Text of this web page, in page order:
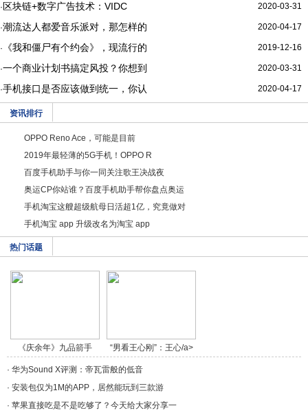
2020-03-31
· 区块链+数字广告技术：VIDC
2020-04-17
·潮流达人都爱音乐派对，那怎样的
2019-12-16
· 《我和僵尸有个约会》，现流行的
2020-03-31
·一个商业计划书搞定风投？你想到
2020-04-17
·手机接口是否应该做到统一，你认
资讯排行
OPPO Reno Ace，可能是目前
2019年最轻薄的5G手机！OPPO R
百度手机助手与你一同关注歌王决战夜
奥运CP你站谁？百度手机助手帮你盘点奥运
手机淘宝这艘超级航母日活超1亿，究竟做对
手机淘宝 app 升级改名为淘宝 app
热门话题
《庆余年》九品箭手
燕/a>
“男看王心刚”：王心/a>
· 华为Sound X评测：帝瓦雷般的低音
· 安装包仅为1M的APP，居然能玩到三款游
· 苹果直接吃是不是吃够了？今天给大家分享一